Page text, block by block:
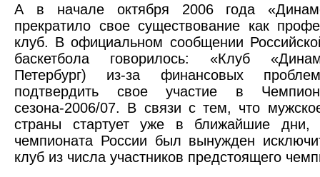
А в начале октября 2006 года
прекратило свое существование как
клуб. В официальном сообщении
баскетбола говорилось: «Клуб
Петербург) из-за финансовых
подтвердить свое участие в
сезона-2006/07. В связи с тем, что
страны стартует уже в ближайшие дни,
чемпионата России был вынужден
клуб из числа участников предстоящего